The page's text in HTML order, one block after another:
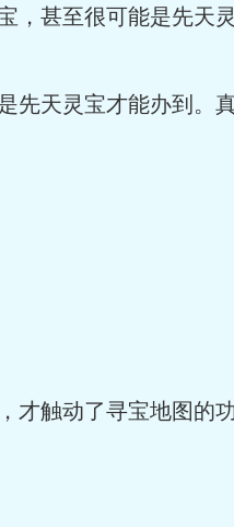
甚至很可能是先天灵
天灵宝才能办到。
触动了寻宝地图的功